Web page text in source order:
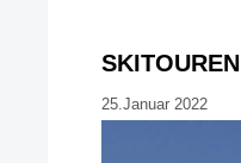
SKITOUREN
25.Januar 2022